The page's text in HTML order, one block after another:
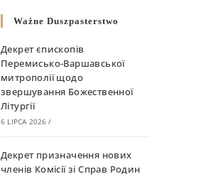
Ważne Duszpasterstwo
Декрет єпископів
Перемисько-Варшавської
митрополії щодо
звершування Божественної
Літургії
6 LIPCA 2026 /
Декрет призначення нових
членів Комісії зі Справ Родин